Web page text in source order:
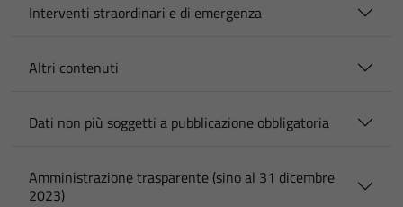
Interventi straordinari e di emergenza
Altri contenuti
Dati non più soggetti a pubblicazione obbligatoria
Amministrazione trasparente (sino al 31 dicembre
2023)